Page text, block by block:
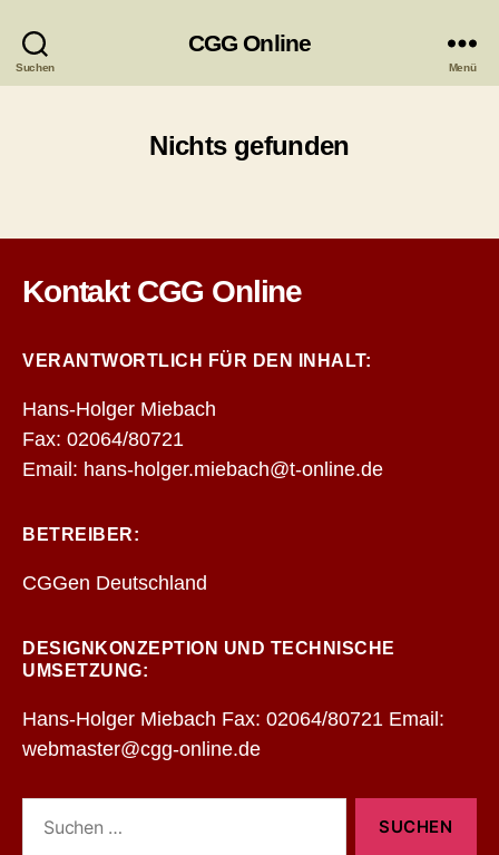
Suchen
CGG Online
Menü
Nichts gefunden
Kontakt CGG Online
VERANTWORTLICH FÜR DEN INHALT:
Hans-Holger Miebach
Fax: 02064/80721
Email: hans-holger.miebach@t-online.de
BETREIBER:
CGGen Deutschland
DESIGNKONZEPTION UND TECHNISCHE
UMSETZUNG:
Hans-Holger Miebach Fax: 02064/80721 Email:
webmaster@cgg-online.de
nach: